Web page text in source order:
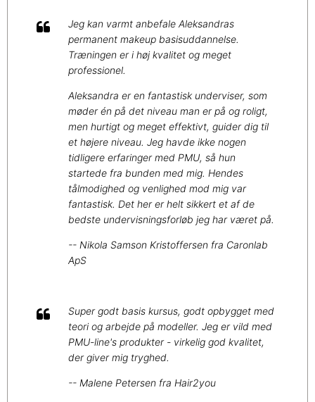
Jeg kan varmt anbefale Aleksandras
permanent makeup basisuddannelse.
Træningen er i høj kvalitet og meget
professionel.
Aleksandra er en fantastisk underviser, som
møder én på det niveau man er på og roligt,
men hurtigt og meget effektivt, guider dig til
et højere niveau. Jeg havde ikke nogen
tidligere erfaringer med PMU, så hun
startede fra bunden med mig. Hendes
tålmodighed og venlighed mod mig var
fantastisk. Det her er helt sikkert et af de
bedste undervisningsforløb jeg har været på.
-- Nikola Samson Kristoffersen fra Caronlab
ApS
Super godt basis kursus, godt opbygget med
teori og arbejde på modeller. Jeg er vild med
PMU-line's produkter - virkelig god kvalitet,
der giver mig tryghed.
-- Malene Petersen fra Hair2you